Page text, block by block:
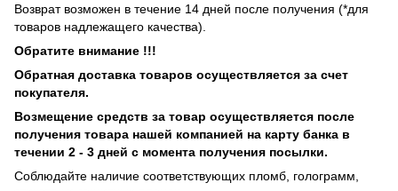
Возврат возможен в течение 14 дней после получения (*для
товаров надлежащего качества).
Обратите внимание !!!
Обратная доставка товаров осуществляется за счет
покупателя.
Возмещение средств за товар осуществляется после
получения товара нашей компанией на карту банка в
течении 2 - 3 дней с момента получения посылки.
Соблюдайте наличие соответствующих пломб, голограмм,